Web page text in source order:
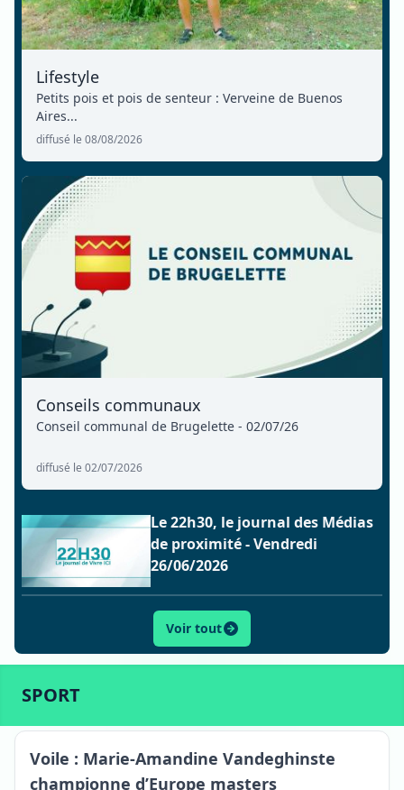
Lifestyle
Petits pois et pois de senteur : Verveine de Buenos
Aires...
diffusé le 08/08/2026
Conseils communaux
Conseil communal de Brugelette - 02/07/26
diffusé le 02/07/2026
Le 22h30, le journal des Médias
de proximité - Vendredi
26/06/2026
Voir tout
SPORT
Voile : Marie-Amandine Vandeghinste
championne d’Europe masters